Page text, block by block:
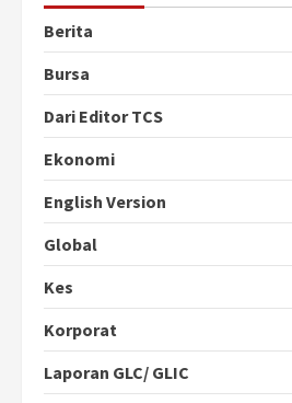
Berita
Bursa
Dari Editor TCS
Ekonomi
English Version
Global
Kes
Korporat
Laporan GLC/ GLIC